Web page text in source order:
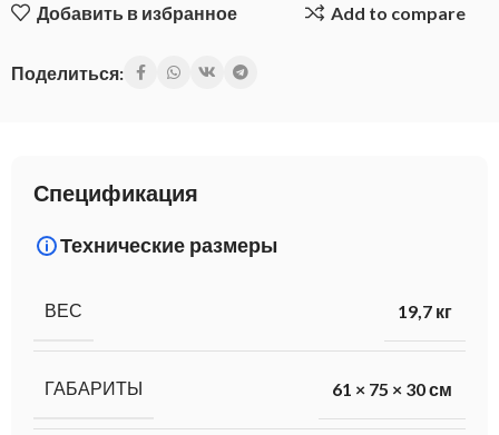
Добавить в избранное Add to compare
Поделиться:
Спецификация
Технические размеры
ВЕС 19,7 кг
ГАБАРИТЫ 61 × 75 × 30 см